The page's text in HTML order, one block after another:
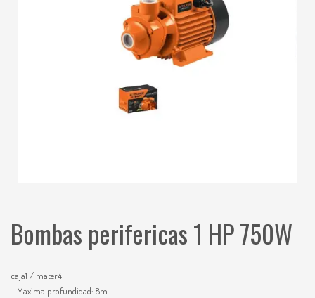
Bombas perifericas 1 HP 750W
caja1 / mater4
– Maxima profundidad: 8m